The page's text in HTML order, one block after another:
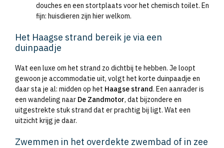
douches en een stortplaats voor het chemisch toilet. En
fijn: huisdieren zijn hier welkom.
Het Haagse strand bereik je via een
duinpaadje
Wat een luxe om het strand zo dichtbij te hebben. Je loopt
gewoon je accommodatie uit, volgt het korte duinpaadje en
daar sta je al: midden op het Haagse strand. Een aanrader is
een wandeling naar De Zandmotor, dat bijzondere en
uitgestrekte stuk strand dat er prachtig bij ligt. Wat een
uitzicht krijg je daar.
Zwemmen in het overdekte zwembad of in zee